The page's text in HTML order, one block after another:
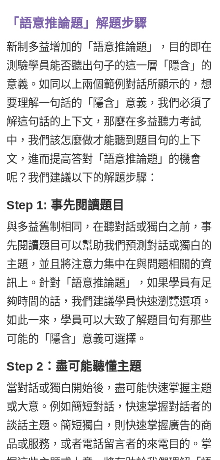
「語意推論題」解題步驟
新制多益增加的「語意推論題」，目的即在
測驗學員能否聽出句子的這一層「隱含」的
意義。如同以上兩個範例對話所顯示的，想
要理解一句話的「隱含」意義，我們必須了
解這句話的上下文，那麼在多益聽力考試
中，我們該怎麼做才能聽到題目句的上下
文，進而提高答對「語意推論題」的機會
呢？我們建議以下的解題步驟：
Step 1: 事先閱讀題目
與多益舊制相同，在聽對話或獨白之前，事
先閱讀題目可以幫助我們預測對話或獨白的
主題，並且將注意力集中在與問題相關的資
訊上。針對「語意推論題」，如果學員有足
夠時間的話，我們建議學員快速瀏覽選項。
如此一來，學員可以大致了解題目句有那些
可能的「隱含」意義可選擇。
Step 2：盡可能聽懂主題
當對話或獨白開始後，盡可能快速掌握主題
或大意。例如簡短對話，快速掌握對話者的
談話主題。簡短獨白，則快速掌握廣告的商
品或服務，或者電話留言者的來電目的。掌